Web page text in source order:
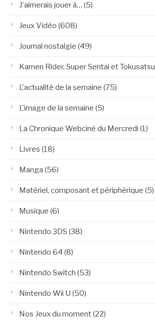
J'aimerais jouer à… (5)
Jeux Vidéo (608)
Journal nostalgie (49)
Kamen Rider, Super Sentai et Tokusatsu
L'actualité de la semaine (75)
L'image de la semaine (5)
La Chronique Webciné du Mercredi (1)
Livres (18)
Manga (56)
Matériel, composant et périphérique (5)
Musique (6)
Nintendo 3DS (38)
Nintendo 64 (8)
Nintendo Switch (53)
Nintendo Wii U (50)
Nos Jeux du moment(22)